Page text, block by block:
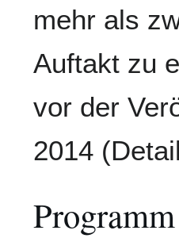
mehr als
Auftakt zu
vor der
2014
Programm